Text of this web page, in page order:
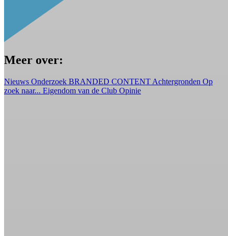
Meer over:
Nieuws Onderzoek BRANDED CONTENT Achtergronden Op
zoek naar... Eigendom van de Club Opinie